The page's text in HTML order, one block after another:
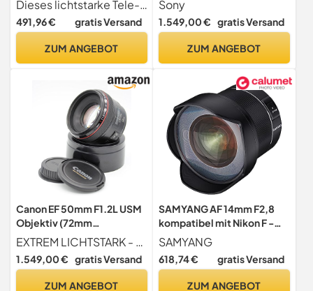
Objektivbajonett
Dieses lichtstarke Tele-Makro-Objektiv ermöglicht einen Abbildungsmaßstab von 1 1
491,96 € gratis Versand
ZUM ANGEBOT
Vollformat & APS-C
(lichtstark, Premiumklasse,
& Events, kompatibel mit
Sony
1.549,00 € gratis Versand
ZUM ANGEBOT
Canon EF 50mm F1.2L USM
Objektiv (72mm
Filtergewinde) schwarz
EXTREM LICHTSTARK - Das Porträtobjektiv mit schnellem Autofokus überzeugt mit seiner unglaublich hohen Lichtstärke von F1
1.549,00 € gratis Versand
ZUM ANGEBOT
SAMYANG AF 14mm F2,8
kompatibel mit Nikon F -
Autofokus Ultra Weitwinkel
Objektiv mit 14 mm
Festbrennweite für
SAMYANG
618,74 € gratis Versand
ZUM ANGEBOT